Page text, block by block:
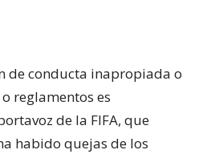
de conducta inapropiada o
reglamentos es
de la FIFA, que
habido quejas de los